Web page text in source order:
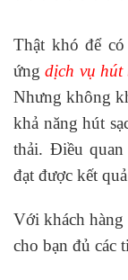
Thật khó để
ứngdịch vụ
Nhưng không
khả năng hút
thải. Điều
đạt được kết
Với khách hàng
cho bạn đủ các